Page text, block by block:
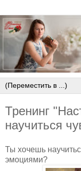
Тренинг
научиться
Ты хочешь
эмоциями?